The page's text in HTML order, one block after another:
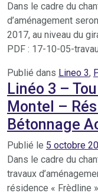
Dans le cadre du
d’aménagement
2017, au niveau du
PDF : 17-10-05-
Publié dans Lineo 3,
Linéo 3 –
Montel –
Bétonnage
Publié le 5 octobre
Dans le cadre du
travaux
résidence « Frèdline